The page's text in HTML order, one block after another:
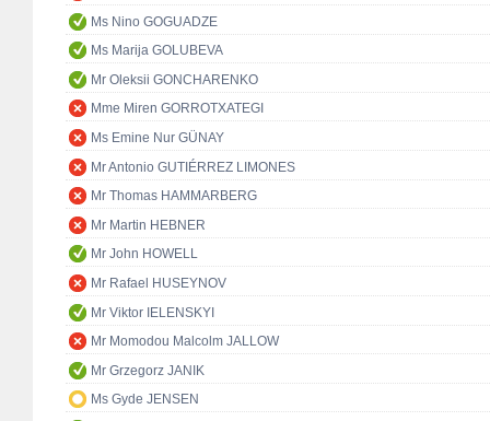
Ms Nino GOGUADZE
Ms Marija GOLUBEVA
Mr Oleksii GONCHARENKO
Mme Miren GORROTXATEGI
Ms Emine Nur GÜNAY
Mr Antonio GUTIÉRREZ LIMONES
Mr Thomas HAMMARBERG
Mr Martin HEBNER
Mr John HOWELL
Mr Rafael HUSEYNOV
Mr Viktor IELENSKYI
Mr Momodou Malcolm JALLOW
Mr Grzegorz JANIK
Ms Gyde JENSEN